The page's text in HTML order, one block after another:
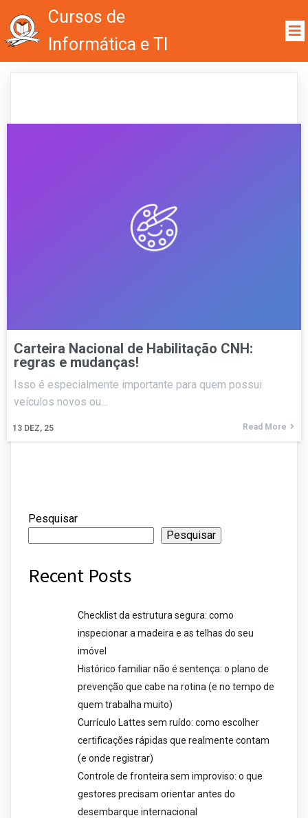
Cursos de
Informática e TI
Carteira Nacional de Habilitação CNH:
regras e mudanças!
13 DEZ, 25
Isso é especialmente importante para quem possui
veículos novos ou…
Read More
Pesquisar
Pesquisar
Recent Posts
Checklist da estrutura segura: como
inspecionar a madeira e as telhas do seu
imóvel
Histórico familiar não é sentença: o plano de
prevenção que cabe na rotina (e no tempo de
quem trabalha muito)
Currículo Lattes sem ruído: como escolher
certificações rápidas que realmente contam
(e onde registrar)
Controle de fronteira sem improviso: o que
gestores precisam orientar antes do
desembarque internacional